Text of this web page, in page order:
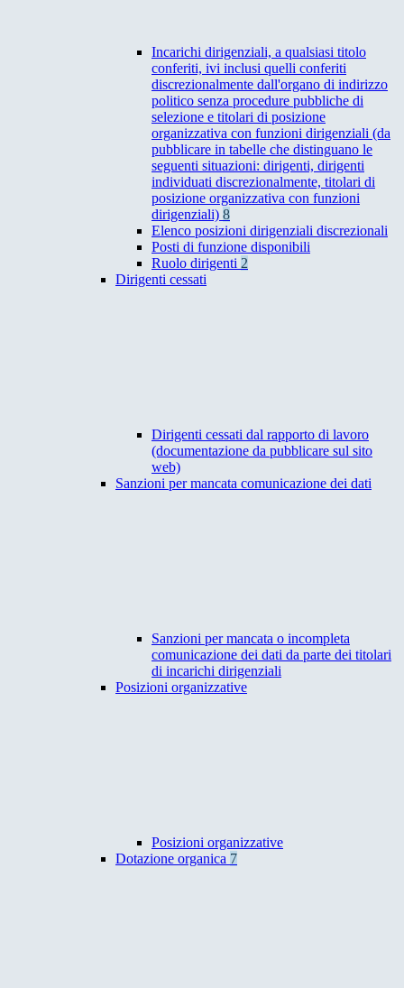
Incarichi dirigenziali, a qualsiasi titolo
conferiti, ivi inclusi quelli conferiti
discrezionalmente dall'organo di indirizzo
politico senza procedure pubbliche di
selezione e titolari di posizione
organizzativa con funzioni dirigenziali (da
pubblicare in tabelle che distinguano le
seguenti situazioni: dirigenti, dirigenti
individuati discrezionalmente, titolari di
posizione organizzativa con funzioni
dirigenziali) 8
Elenco posizioni dirigenziali discrezionali
Posti di funzione disponibili
Ruolo dirigenti 2
Dirigenti cessati
Dirigenti cessati dal rapporto di lavoro
(documentazione da pubblicare sul sito
web)
Sanzioni per mancata comunicazione dei dati
Sanzioni per mancata o incompleta
comunicazione dei dati da parte dei titolari
di incarichi dirigenziali
Posizioni organizzative
Posizioni organizzative
Dotazione organica 7